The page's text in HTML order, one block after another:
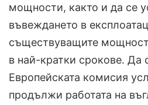
мощности, както и да се
въвеждането в
съществуващите
в най-кратки срокове. Да
Европейската комисия
продължи работата на